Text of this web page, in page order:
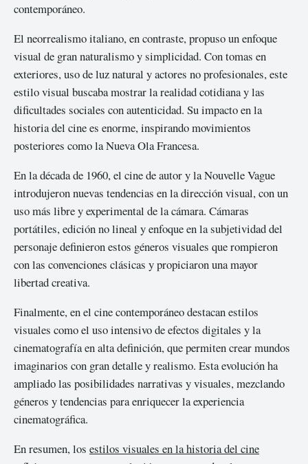
contemporáneo.
El neorrealismo italiano, en contraste, propuso un enfoque
visual de gran naturalismo y simplicidad. Con tomas en
exteriores, uso de luz natural y actores no profesionales, este
estilo visual buscaba mostrar la realidad cotidiana y las
dificultades sociales con autenticidad. Su impacto en la
historia del cine es enorme, inspirando movimientos
posteriores como la Nueva Ola Francesa.
En la década de 1960, el cine de autor y la Nouvelle Vague
introdujeron nuevas tendencias en la dirección visual, con un
uso más libre y experimental de la cámara. Cámaras
portátiles, edición no lineal y enfoque en la subjetividad del
personaje definieron estos géneros visuales que rompieron
con las convenciones clásicas y propiciaron una mayor
libertad creativa.
Finalmente, en el cine contemporáneo destacan estilos
visuales como el uso intensivo de efectos digitales y la
cinematografía en alta definición, que permiten crear mundos
imaginarios con gran detalle y realismo. Esta evolución ha
ampliado las posibilidades narrativas y visuales, mezclando
géneros y tendencias para enriquecer la experiencia
cinematográfica.
En resumen, los estilos visuales en la historia del cine